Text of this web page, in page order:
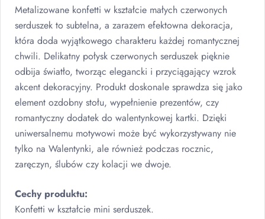
Metalizowane konfetti w kształcie małych czerwonych
serduszek to subtelna, a zarazem efektowna dekoracja,
która doda wyjątkowego charakteru każdej romantycznej
chwili. Delikatny połysk czerwonych serduszek pięknie
odbija światło, tworząc elegancki i przyciągający wzrok
akcent dekoracyjny. Produkt doskonale sprawdza się jako
element ozdobny stołu, wypełnienie prezentów, czy
romantyczny dodatek do walentynkowej kartki. Dzięki
uniwersalnemu motywowi może być wykorzystywany nie
tylko na Walentynki, ale również podczas rocznic,
zaręczyn, ślubów czy kolacji we dwoje.
Cechy produktu:
Konfetti w kształcie mini serduszek.